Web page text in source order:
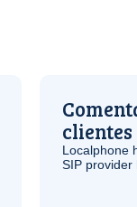
clientes
Localphone
SIP provider